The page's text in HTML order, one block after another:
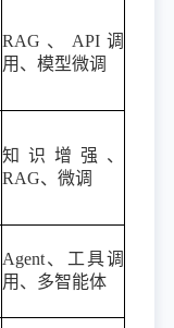
RAG、API调
用、模型微调
知识增强、
RAG、微调
Agent、工具调
用、多智能体